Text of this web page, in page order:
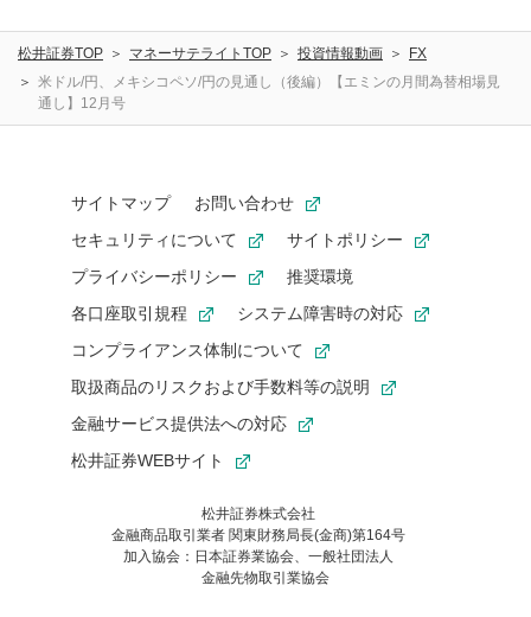
松井証券TOP マネーサテライトTOP 投資情報動画
FX
米ドル/円、メキシコペソ/円の見通し（後編）【エミンの月間為替相場見
通し】12月号
サイトマップ
お問い合わせ
セキュリティについて
サイトポリシー
プライバシーポリシー
推奨環境
各口座取引規程
システム障害時の対応
コンプライアンス体制について
取扱商品のリスクおよび手数料等の説明
金融サービス提供法への対応
松井証券WEBサイト
松井証券株式会社
金融商品取引業者 関東財務局長(金商)第164号
加入協会：日本証券業協会、一般社団法人
金融先物取引業協会
お気に入り機能は松井証券の会員限定の機能です。
お気に入り登録いただくと、後からいつでもお気に入りのコンテ
ンツを一覧でご確認いただけます。